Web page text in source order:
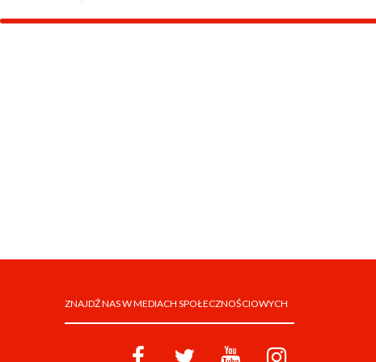
ZNAJDŹ NAS W MEDIACH SPOŁECZNOŚCIOWYCH